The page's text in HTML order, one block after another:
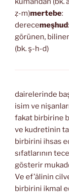
ẓ-m)mertebe:
derecemeşhud:
görünen,
(bk. ş-h-d)
dairelerinde
isim ve
fakat birbirine
ve kudretinin
birbirini ihsas
sıfatlarının
gösterir
Ve ef’âlinin
birbirini ikmal